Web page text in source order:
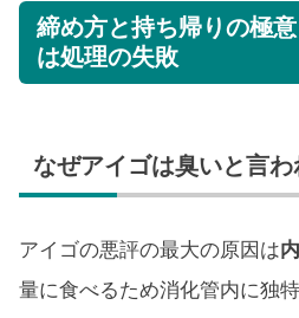
締め方と持ち帰りの極意
は処理の失敗
なぜアイゴは臭いと言
アイゴの悪評の最大の原因は
量に食べるため消化管内に独